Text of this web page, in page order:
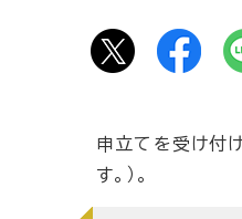
申立てを受け付
す。）。